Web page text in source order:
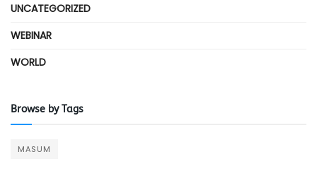
UNCATEGORIZED
WEBINAR
WORLD
Browse by Tags
MASUM